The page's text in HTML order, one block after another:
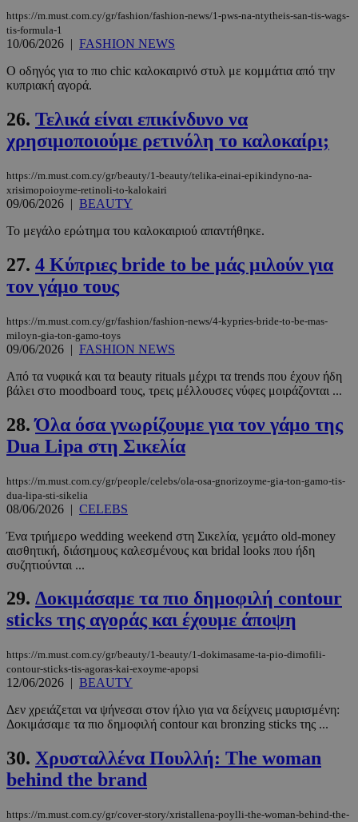
https://m.must.com.cy/gr/fashion/fashion-news/1-pws-na-ntytheis-san-tis-wags-
tis-formula-1
10/06/2026 | FASHION NEWS
Ο οδηγός για το πιο chic καλοκαιρινό στυλ με κομμάτια από την
κυπριακή αγορά.
26. Τελικά είναι επικίνδυνο να
χρησιμοποιούμε ρετινόλη το καλοκαίρι;
https://m.must.com.cy/gr/beauty/1-beauty/telika-einai-epikindyno-na-
xrisimopoioyme-retinoli-to-kalokairi
09/06/2026 | BEAUTY
Το μεγάλο ερώτημα του καλοκαιριού απαντήθηκε.
27. 4 Κύπριες bride to be μάς μιλούν για
τον γάμο τους
https://m.must.com.cy/gr/fashion/fashion-news/4-kypries-bride-to-be-mas-
miloyn-gia-ton-gamo-toys
09/06/2026 | FASHION NEWS
Από τα νυφικά και τα beauty rituals μέχρι τα trends που έχουν ήδη
βάλει στο moodboard τους, τρεις μέλλουσες νύφες μοιράζονται ...
28.Όλα όσα γνωρίζουμε για τον γάμο της
Dua Lipa στη Σικελία
https://m.must.com.cy/gr/people/celebs/ola-osa-gnorizoyme-gia-ton-gamo-tis-
dua-lipa-sti-sikelia
08/06/2026 | CELEBS
Ένα τριήμερο wedding weekend στη Σικελία, γεμάτο old-money
αισθητική, διάσημους καλεσμένους και bridal looks που ήδη
συζητιούνται ...
29. Δοκιμάσαμε τα πιο δημοφιλή contour
sticks της αγοράς και έχουμε άποψη
https://m.must.com.cy/gr/beauty/1-beauty/1-dokimasame-ta-pio-dimofili-
contour-sticks-tis-agoras-kai-exoyme-apopsi
12/06/2026 | BEAUTY
Δεν χρειάζεται να ψήνεσαι στον ήλιο για να δείχνεις μαυρισμένη:
Δοκιμάσαμε τα πιο δημοφιλή contour και bronzing sticks της ...
30. Χρυσταλλένα Πουλλή: The woman
behind the brand
https://m.must.com.cy/gr/cover-story/xristallena-poylli-the-woman-behind-the-
PHPSESSID
PHP.net
συνεδρία
PHPSESSID
PHP.net
συνεδρία